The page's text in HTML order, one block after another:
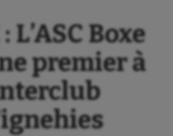
L’ASC Boxe
premier à